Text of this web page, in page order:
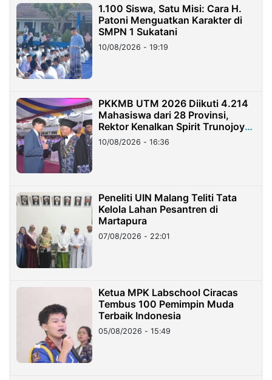
1.100 Siswa, Satu Misi: Cara H.
Patoni Menguatkan Karakter di
SMPN 1 Sukatani
10/08/2026 - 19:19
PKKMB UTM 2026 Diikuti 4.214
Mahasiswa dari 28 Provinsi,
Rektor Kenalkan Spirit Trunojoyo
Masa Kini
10/08/2026 - 16:36
Peneliti UIN Malang Teliti Tata
Kelola Lahan Pesantren di
Martapura
07/08/2026 - 22:01
Ketua MPK Labschool Ciracas
Tembus 100 Pemimpin Muda
Terbaik Indonesia
05/08/2026 - 15:49